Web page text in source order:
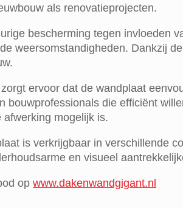
als renovatieprojecten.
bescherming tegen invloeden
weersomstandigheden. Dankzij
ervoor dat de wandplaat
bouwprofessionals die efficiënt
mogelijk is.
is verkrijgbaar in verschillende
en visueel
op www.dakenwandgigant.nl